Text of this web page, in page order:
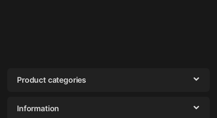
Product categories
Information